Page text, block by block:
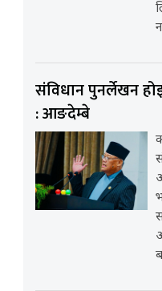
संविधान पुनर्लेखन
: आङदेम्बे